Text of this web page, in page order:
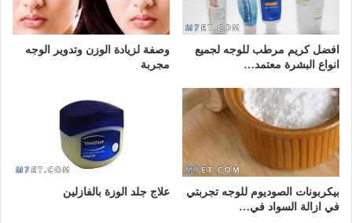
افضل كريم مرطب للوجه لجميع
انواع البشرة معتمد…
وصفة لزيادة الوزن وتدوير الوجه
مجربة
بيكربونات الصوديوم للوجه تجربتي
في ازالة السواد في…
علاج جلد الوزة بالفازلين